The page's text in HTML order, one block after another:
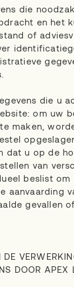
die
en het
of
die u
om uw
maken,
dat u op de
van
beslist
aanvaarding
gevallen
DE
DOOR APEX